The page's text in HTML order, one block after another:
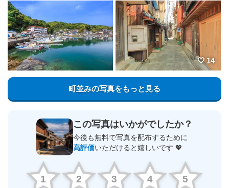
14
町並みの写真をもっと見る
この写真はいかがでしたか？
今後も無料で写真を配布するために
高評価いただけると嬉しいです 💖
1 2 3 4 5